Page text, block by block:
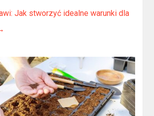
Jak stworzyć idealne warunki dla